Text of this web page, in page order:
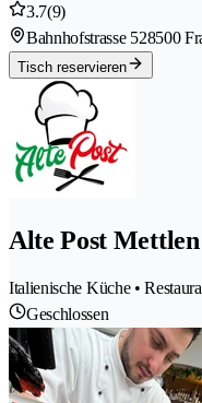
3.7(9)
Bahnhofstrasse 528500
Tisch reservieren
Alte Post
Italienische Küche •
Geschlossen